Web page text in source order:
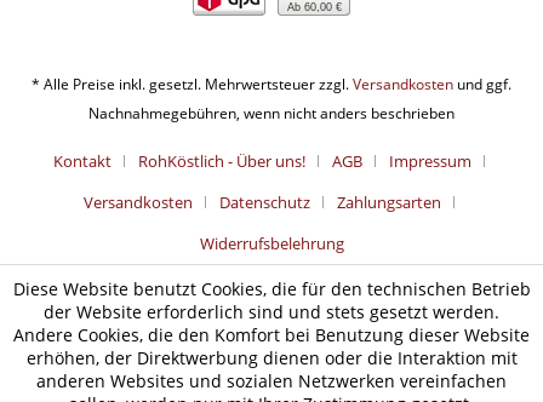
Ab 60,00 €
* Alle Preise inkl. gesetzl. Mehrwertsteuer zzgl.Versandkosten und ggf.
Nachnahmegebühren, wenn nicht anders beschrieben
Kontakt RohKöstlich - Über uns! AGB
Impressum
Versandkosten
Datenschutz
Zahlungsarten
Widerrufsbelehrung
Diese Website benutzt Cookies, die für den technischen Betrieb
der Website erforderlich sind und stets gesetzt werden.
Andere Cookies, die den Komfort bei Benutzung dieser Website
erhöhen, der Direktwerbung dienen oder die Interaktion mit
anderen Websites und sozialen Netzwerken vereinfachen